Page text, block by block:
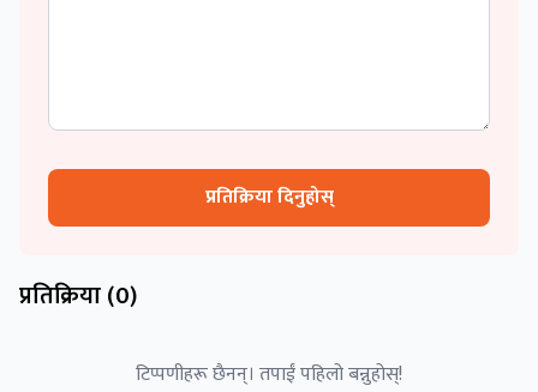
प्रतिक्रिया दिनुहोस्
प्रतिक्रिया (0)
टिप्पणीहरू छैनन्। तपाईं पहिलो बन्नुहोस्!